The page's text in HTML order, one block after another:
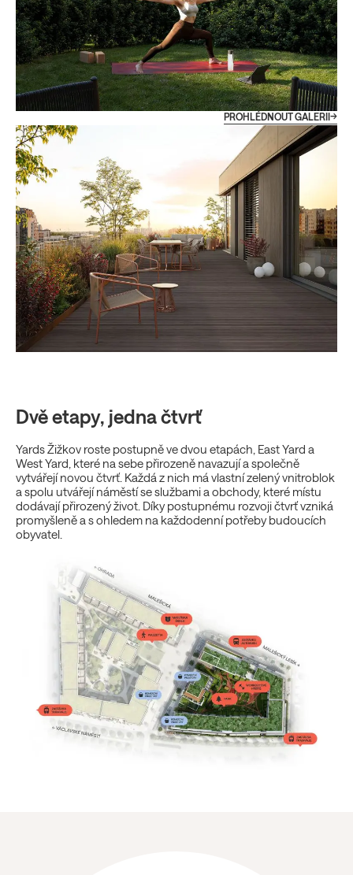
PROHLÉDNOUT GALERII
Dvě etapy, jedna čtvrť
Yards Žižkov roste postupně ve dvou etapách, East Yard a
West Yard, které na sebe přirozeně navazují a společně
vytvářejí novou čtvrť. Každá z nich má vlastní zelený vnitroblok
a spolu utvářejí náměstí se službami a obchody, které místu
dodávají přirozený život. Díky postupnému rozvoji čtvrť vzniká
promyšleně a s ohledem na každodenní potřeby budoucích
obyvatel.